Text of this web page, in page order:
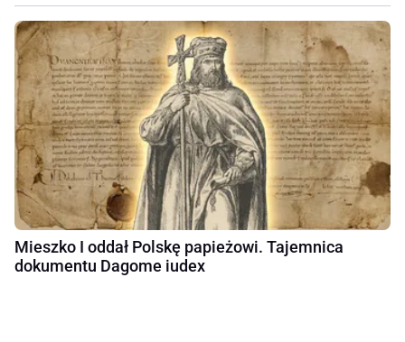
Mieszko I oddał Polskę papieżowi. Tajemnica
dokumentu Dagome iudex